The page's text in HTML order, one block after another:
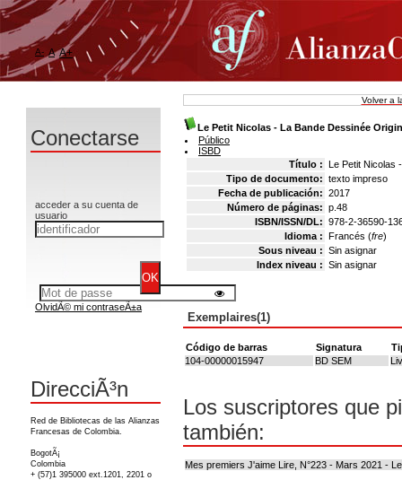
Volver a
Le Petit Nicolas - La Bande Dessinée
Público
ISBD
Título : Le Petit Nicolas
Tipo de documento: texto impreso
Fecha de publicación: 2017
Número de páginas: p.48
ISBN/ISSN/DL: 978-2-36590-
Idioma : Francés (fre)
Sous niveau : Sin asignar
Index niveau : Sin asignar
Exemplaires(1)
Código de barras Signatura
104-00000015947
BD SEM
Los suscriptores que
también:
Mes premiers J'aime Lire, N°223 - Mars 2021 -
A- A A+
Conectarse
acceder a su cuenta de
usuario
OlvidÃ© mi contraseÃ±a
DirecciÃ³n
Red de Bibliotecas de las Alianzas
Francesas de Colombia.
BogotÃ¡
Colombia
+ (57)1 395000 ext.1201, 2201 o